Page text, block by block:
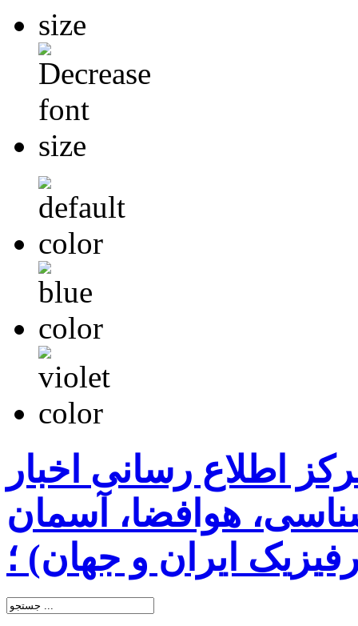
اطلاع رسانی اخبار
هوافضا، آسمان
ایران و جهان) ؛